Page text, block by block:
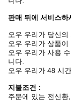
판매 뒤에 서비스하
오우 우리가 당신
오우 우리가 상품
오우 우리가 사용
니다.
오우 우리가 48 시
지불조건 :
주문에 있는 전신환